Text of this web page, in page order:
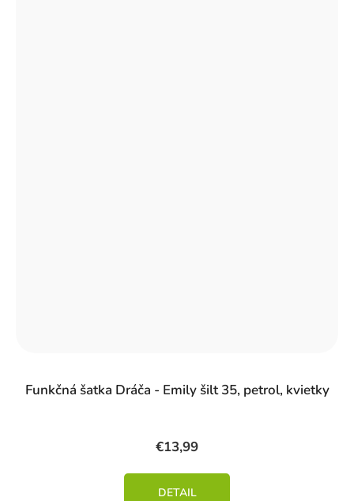
Funkčná šatka Dráča - Emily šilt 35, petrol, kvietky
€13,99
DETAIL